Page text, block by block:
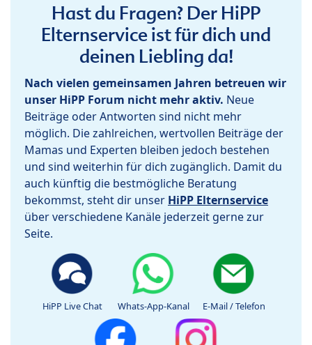
Hast du Fragen? Der HiPP
Elternservice ist für dich und
deinen Liebling da!
Nach vielen gemeinsamen Jahren betreuen wir
unser HiPP Forum nicht mehr aktiv. Neue
Beiträge oder Antworten sind nicht mehr
möglich. Die zahlreichen, wertvollen Beiträge der
Mamas und Experten bleiben jedoch bestehen
und sind weiterhin für dich zugänglich. Damit du
auch künftig die bestmögliche Beratung
bekommst, steht dir unser HiPP Elternservice
über verschiedene Kanäle jederzeit gerne zur
Seite.
HiPP Live Chat Whats-App-Kanal E-Mail / Telefon